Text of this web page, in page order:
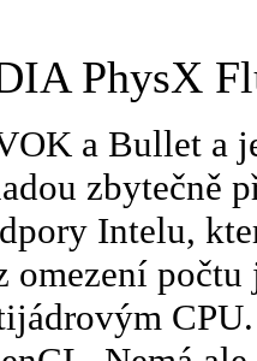
PhysX
a Bullet a
zbytečně
Intelu,
omezení